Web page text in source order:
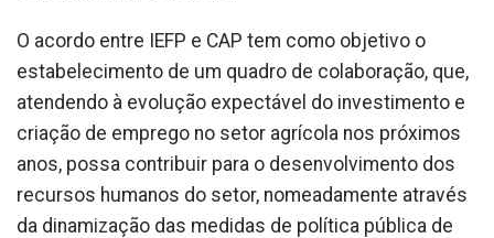
O acordo entre IEFP e CAP tem como objetivo o
estabelecimento de um quadro de colaboração, que,
atendendo à evolução expectável do investimento e
criação de emprego no setor agrícola nos próximos
anos, possa contribuir para o desenvolvimento dos
recursos humanos do setor, nomeadamente através
da dinamização das medidas de política pública de